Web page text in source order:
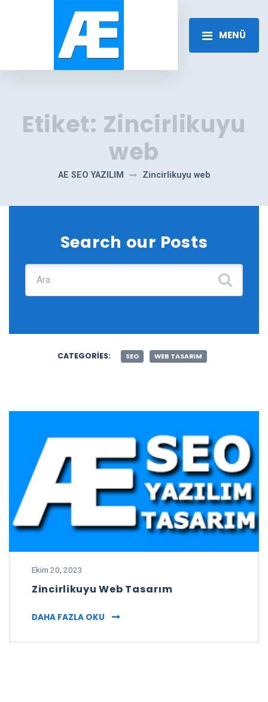
MENÜ
Etiket: Zincirlikuyu
web
AE SEO YAZILIM Zincirlikuyu web
Search our Posts
CATEGORIES: SEO WEB TASARIM
Ekim 20, 2023
Zincirlikuyu Web Tasarım
DAHA FAZLA OKU ZINCIRLIKUYU WEB TASARIM